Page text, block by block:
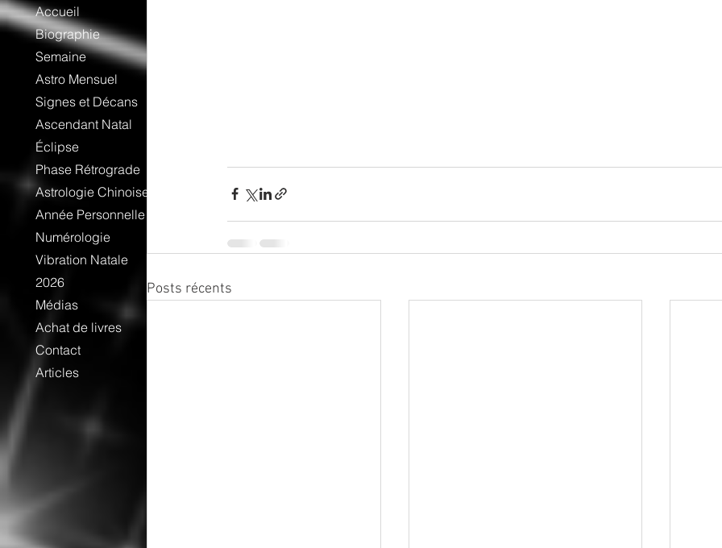
Accueil
Biographie
Semaine
Astro Mensuel
Signes et Décans
Ascendant Natal
Éclipse
Phase Rétrograde
Astrologie Chinoise
Année Personnelle
Numérologie
Vibration Natale
2026
Médias
Achat de livres
Contact
Articles
Posts récents